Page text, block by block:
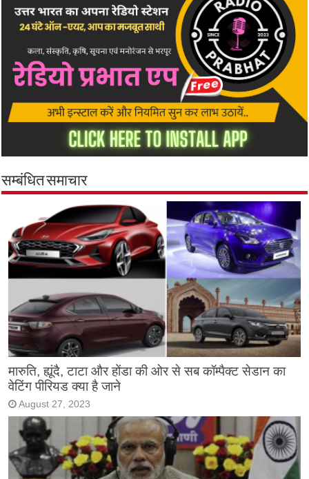
सम्बंधित समाचार
मारुति, ह्यूंदै, टाटा और होंडा की ओर से सब कॉम्पैक्ट सेडान का
वेटिंग पीरियड क्या है जाने
August 27, 2023